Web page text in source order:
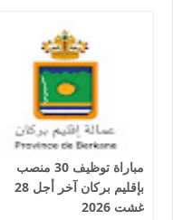
مباراة توظيف 30 منصب
بإقليم بركان آخر أجل 28
غشت 2026